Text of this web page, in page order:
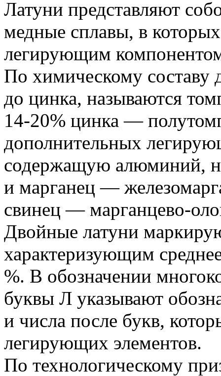
Латуни представляют
медные сплавы, в
легирующим
По химическому составу
до цинка, называются
14-20% цинка —
дополнительных
содержащую алюминий,
и марганец —
свинец — марганцево-
Двойные латуни
характеризующим
%. В обозначении
буквы Л указывают
и числа после букв,
легирующих элементов.
По технологическому